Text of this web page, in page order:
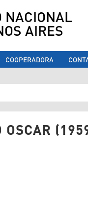
NACIONAL
AIRES
COOPERADORA
aquí
OSCAR